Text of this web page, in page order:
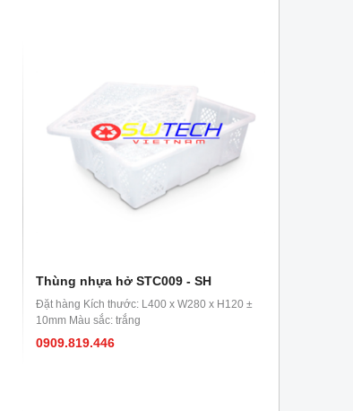
Thùng nhựa hở STC009 - SH
Đặt hàng Kích thước: L400 x W280 x H120 ±
10mm Màu sắc: trắng
0909.819.446